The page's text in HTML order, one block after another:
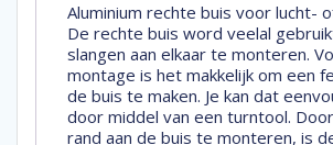
Aluminium rechte buis voor lucht-
De rechte buis word veelal
slangen aan elkaar te monteren.
montage is het makkelijk om een
de buis te maken. Je kan dat
door middel van een turntool.
rand aan de buis te monteren, is